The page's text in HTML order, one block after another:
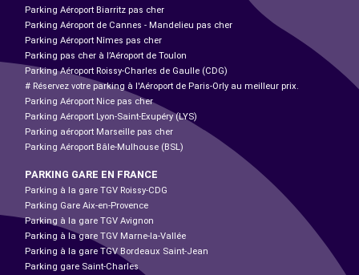
Parking Aéroport Biarritz pas cher
Parking Aéroport de Cannes - Mandelieu pas cher
Parking Aéroport Nîmes pas cher
Parking pas cher à l’Aéroport de Toulon
Parking Aéroport Roissy-Charles de Gaulle (CDG)
# Réservez votre parking à l'Aéroport de Paris-Orly au meilleur prix.
Parking Aéroport Nice pas cher
Parking Aéroport Lyon-Saint-Exupéry (LYS)
Parking aéroport Marseille pas cher
Parking Aéroport Bâle-Mulhouse (BSL)
PARKING GARE EN FRANCE
Parking à la gare TGV Roissy-CDG
Parking Gare Aix-en-Provence
Parking à la gare TGV Avignon
Parking à la gare TGV Marne-la-Vallée
Parking à la gare TGV Bordeaux Saint-Jean
Parking gare Saint-Charles